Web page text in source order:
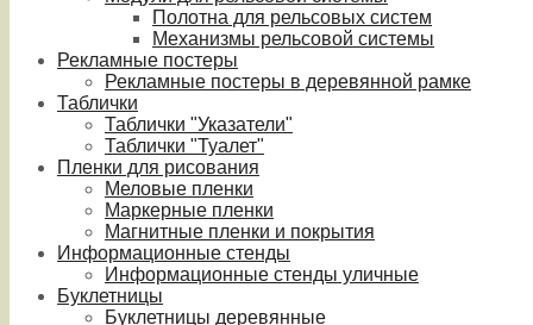
Полотна для рельсовых систем
Механизмы рельсовой системы
Рекламные постеры
Рекламные постеры в деревянной рамке
Таблички
Таблички "Указатели"
Таблички "Туалет"
Пленки для рисования
Меловые пленки
Маркерные пленки
Магнитные пленки и покрытия
Информационные стенды
Информационные стенды уличные
Буклетницы
Буклетницы деревянные